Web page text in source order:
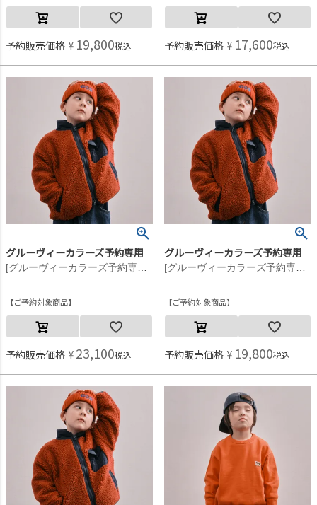
予約販売価格 ¥ 19,800税込 予約販売価格 ¥ 17,600税込
グルーヴィーカラーズ予約専用
[グルーヴィーカラーズ予約専用] シープボア JK【10月入荷予定】 5R赤
ご予約対象商品
予約販売価格 ¥ 23,100税込
グルーヴィーカラーズ予約専用
[グルーヴィーカラーズ予約専用] シープボア JK【10月入荷予定】 5R赤
ご予約対象商品
予約販売価格 ¥ 19,800税込